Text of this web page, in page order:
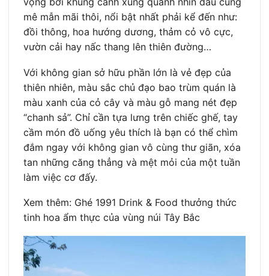
mê mẫn mãi thôi, nổi bật nhất phải kể đến như:
đồi thông, hoa hướng dương, thảm cỏ vô cực,
vườn cải hay nấc thang lên thiên đường…
Với không gian sở hữu phần lớn là vẻ đẹp của
thiên nhiên, màu sắc chủ đạo bao trùm quán là
màu xanh của cỏ cây và màu gỗ mang nét đẹp
“chanh sả”. Chỉ cần tựa lưng trên chiếc ghế, tay
cầm món đồ uống yêu thích là bạn có thể chìm
đắm ngay với không gian vô cùng thư giãn, xóa
tan những căng thẳng và mệt mỏi của một tuần
làm việc cơ đấy.
Xem thêm: Ghé 1991 Drink & Food thưởng thức
tinh hoa ẩm thực của vùng núi Tây Bắc